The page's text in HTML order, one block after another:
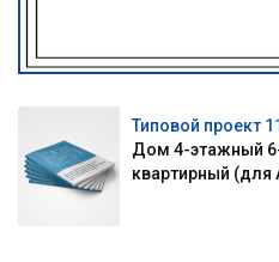
Типовой проект
Дом 4-этажный
квартирный